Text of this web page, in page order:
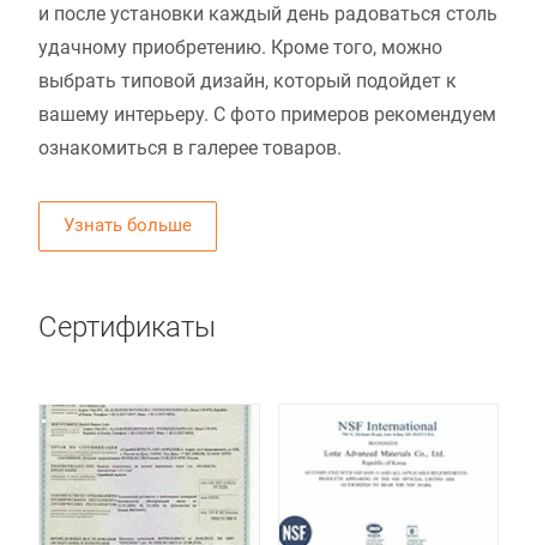
и после установки каждый день радоваться столь
удачному приобретению. Кроме того, можно
выбрать типовой дизайн, который подойдет к
вашему интерьеру. С фото примеров рекомендуем
ознакомиться в галерее товаров.
Узнать больше
Сертификаты